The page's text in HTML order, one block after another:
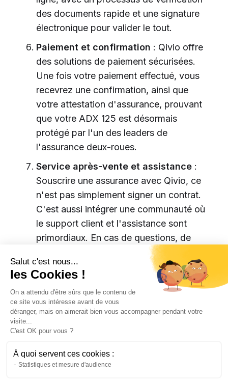
des documents rapide et une signature
électronique pour valider le tout.
Paiement et confirmation : Qivio offre
des solutions de paiement sécurisées.
Une fois votre paiement effectué, vous
recevrez une confirmation, ainsi que
votre attestation d'assurance, prouvant
que votre ADX 125 est désormais
protégé par l'un des leaders de
l'assurance deux-roues.
Service après-vente et assistance :
Souscrire une assurance avec Qivio, ce
n'est pas simplement signer un contrat.
C'est aussi intégrer une communauté où
le support client et l'assistance sont
primordiaux. En cas de questions, de
sinistre ou de besoin d'assistance,
l'équipe de Qivio est là pour vous aider,
garantissant ainsi une expérience sans
tracas.
Salut c'est nous...
les Cookies !
On a attendu d'être sûrs que le contenu de
ce site vous intéresse avant de vous
déranger, mais on aimerait bien vous accompagner pendant votre
visite...
C'est OK pour vous ?
À quoi servent ces cookies :
Statistiques et mesure d'audience